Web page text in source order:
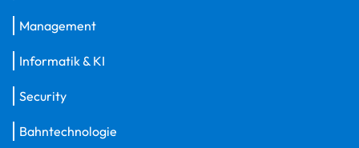
Management
Informatik & KI
Security
Bahntechnologie